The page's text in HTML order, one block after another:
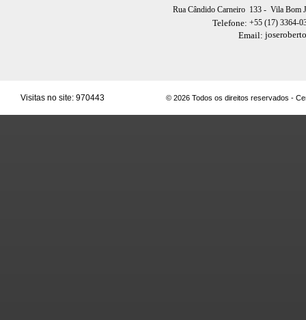
Rua Cândido Carneiro 133 - Vila Bom
Telefone: +55 (17) 3364-
Email:
Visitas no site: 970443 © 2026 Todos os direitos reservados -